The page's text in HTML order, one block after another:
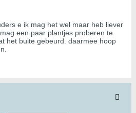
e ik mag het wel maar heb liever
een paar plantjes proberen te
het buite gebeurd. daarmee hoop